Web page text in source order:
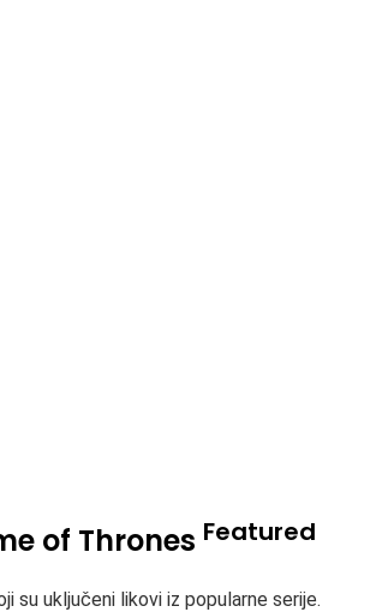
of Thrones Featured
su uključeni likovi iz popularne serije.